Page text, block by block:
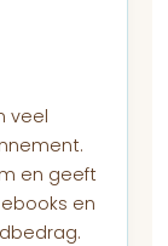
veel
en geeft
en